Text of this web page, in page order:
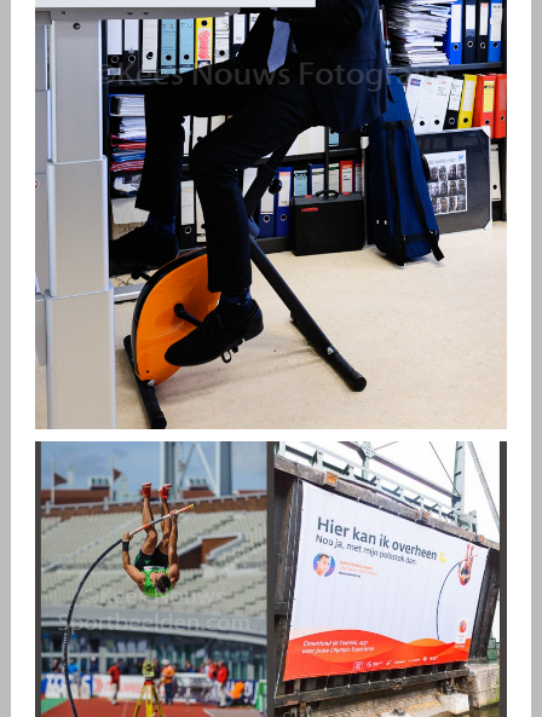
PROF. DR. ERIK SCHERDER
Kees Blog Portretten